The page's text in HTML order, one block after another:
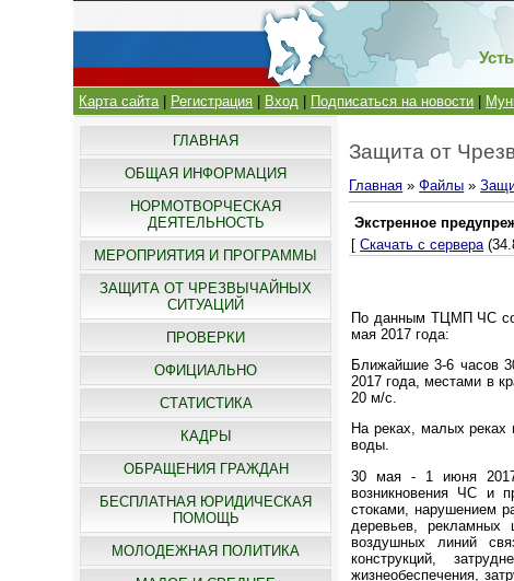
Карта сайта| Регистрация Вход Подписаться на новости
ГЛАВНАЯ
ОБЩАЯ ИНФОРМАЦИЯ
НОРМОТВОРЧЕСКАЯ
ДЕЯТЕЛЬНОСТЬ
МЕРОПРИЯТИЯ И ПРОГРАММЫ
ЗАЩИТА ОТ ЧРЕЗВЫЧАЙНЫХ
СИТУАЦИЙ
ПРОВЕРКИ
ОФИЦИАЛЬНО
СТАТИСТИКА
КАДРЫ
ОБРАЩЕНИЯ ГРАЖДАН
БЕСПЛАТНАЯ ЮРИДИЧЕСКАЯ
ПОМОЩЬ
МОЛОДЕЖНАЯ ПОЛИТИКА
Защита от
Главная »Файлы »
Экстренное
[Скачать с сервера
По данным ТЦМП ЧС
мая 2017 года:
Ближайшие 3-6 часов
2017 года, местами в
20 м/с.
На реках, малых реках
воды.
30 мая - 1 июня 2017
возникновения ЧС и
стоками, нарушением
деревьев,
воздушных линий
конструкций,
жизнеобеспечения,